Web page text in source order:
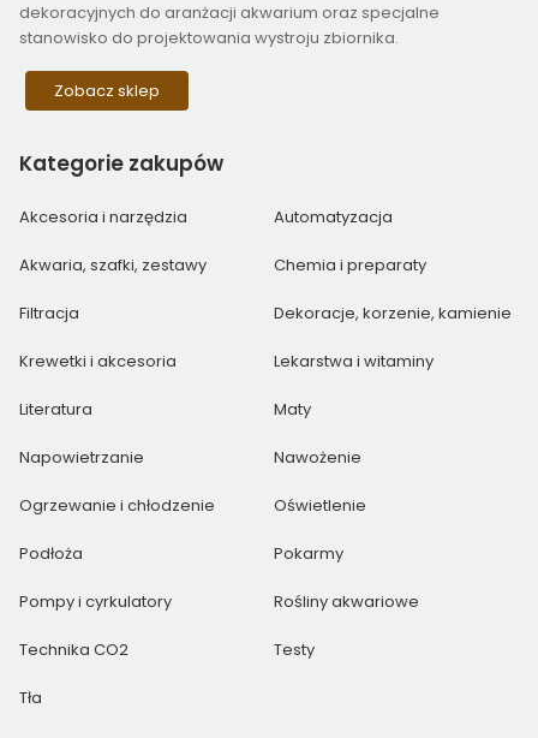
dekoracyjnych do aranżacji akwarium oraz specjalne
stanowisko do projektowania wystroju zbiornika.
Zobacz sklep
Kategorie zakupów
Akcesoria i narzędzia Automatyzacja
Akwaria, szafki, zestawy Chemia i preparaty
Filtracja Dekoracje, korzenie, kamienie
Krewetki i akcesoria Lekarstwa i witaminy
Literatura Maty
Napowietrzanie Nawożenie
Ogrzewanie i chłodzenie Oświetlenie
Podłoża Pokarmy
Pompy i cyrkulatory Rośliny akwariowe
Technika CO2 Testy
Tła